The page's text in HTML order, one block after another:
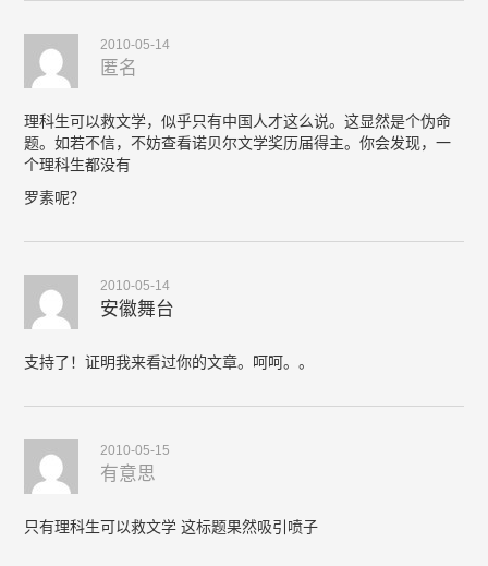
2010-05-14
匿名
理科生可以救文学，似乎只有中国人才这么说。这显然是个伪命
题。如若不信，不妨查看诺贝尔文学奖历届得主。你会发现，一
个理科生都没有
罗素呢？
2010-05-14
安徽舞台
支持了！证明我来看过你的文章。呵呵。。
2010-05-15
有意思
只有理科生可以救文学 这标题果然吸引喷子